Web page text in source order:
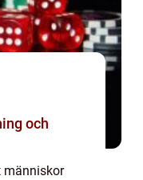
och
människor